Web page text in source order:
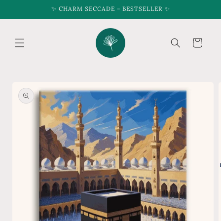
✨ CHARM SECCADE = BESTSELLER ✨
Cart
product
information